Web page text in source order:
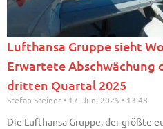
Lufthansa Gruppe sieht
Erwartete Abschwächung
dritten Quartal 2025
Stefan Steiner 17. Juni 2025 13:48
Die Lufthansa Gruppe, der größte